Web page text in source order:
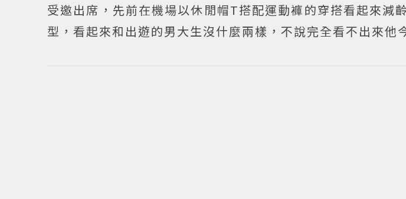
受邀出席，先前在機場以休閒帽T搭配運動褲的穿搭看起來減
型，看起來和出遊的男大生沒什麼兩樣，不說完全看不出來他